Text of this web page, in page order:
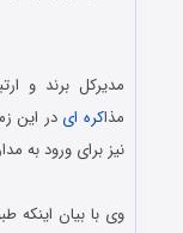
مدیرکل برند و
مذاکره ای در این
نیز برای ورود به
وی با بیان اینکه